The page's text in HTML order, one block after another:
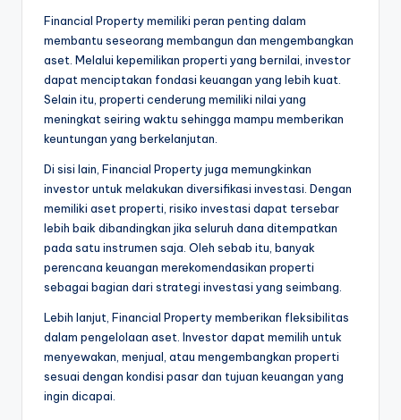
Financial Property memiliki peran penting dalam
membantu seseorang membangun dan mengembangkan
aset. Melalui kepemilikan properti yang bernilai, investor
dapat menciptakan fondasi keuangan yang lebih kuat.
Selain itu, properti cenderung memiliki nilai yang
meningkat seiring waktu sehingga mampu memberikan
keuntungan yang berkelanjutan.
Di sisi lain, Financial Property juga memungkinkan
investor untuk melakukan diversifikasi investasi. Dengan
memiliki aset properti, risiko investasi dapat tersebar
lebih baik dibandingkan jika seluruh dana ditempatkan
pada satu instrumen saja. Oleh sebab itu, banyak
perencana keuangan merekomendasikan properti
sebagai bagian dari strategi investasi yang seimbang.
Lebih lanjut, Financial Property memberikan fleksibilitas
dalam pengelolaan aset. Investor dapat memilih untuk
menyewakan, menjual, atau mengembangkan properti
sesuai dengan kondisi pasar dan tujuan keuangan yang
ingin dicapai.